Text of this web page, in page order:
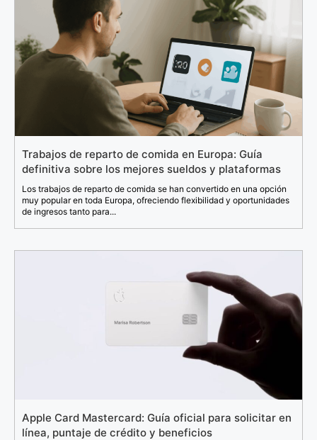
Trabajos de reparto de comida en Europa: Guía
definitiva sobre los mejores sueldos y plataformas
Los trabajos de reparto de comida se han convertido en una opción
muy popular en toda Europa, ofreciendo flexibilidad y oportunidades
de ingresos tanto para...
Apple Card Mastercard: Guía oficial para solicitar en
línea, puntaje de crédito y beneficios